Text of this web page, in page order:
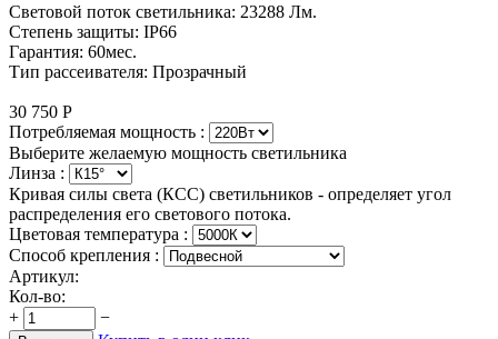
Световой поток светильника: 23288 Лм.
Степень защиты: IP66
Гарантия: 60мес.
Тип рассеивателя: Прозрачный
30 750 Р
Потребляемая мощность :
Выберите желаемую мощность светильника
Линза :
Кривая силы света (КСС) светильников - определяет угол
распределения его светового потока.
Цветовая температура :
Способ крепления :
Артикул:
Кол-во:
+
−